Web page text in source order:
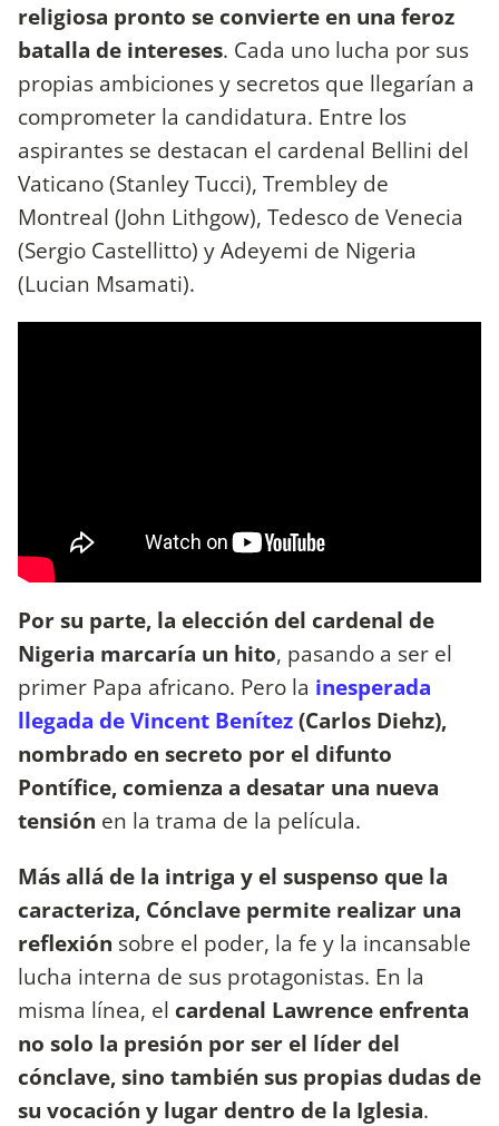
religiosa pronto se convierte en una feroz
batalla de intereses. Cada uno lucha por sus
propias ambiciones y secretos que llegarían a
comprometer la candidatura. Entre los
aspirantes se destacan el cardenal Bellini del
Vaticano (Stanley Tucci), Trembley de
Montreal (John Lithgow), Tedesco de Venecia
(Sergio Castellitto) y Adeyemi de Nigeria
(Lucian Msamati).
Por su parte, la elección del cardenal de
Nigeria marcaría un hito, pasando a ser el
primer Papa africano. Pero la inesperada
llegada de Vincent Benítez(Carlos Diehz),
nombrado en secreto por el difunto
Pontífice, comienza a desatar una nueva
tensión en la trama de la película.
Más allá de la intriga y el suspenso que la
caracteriza, Cónclave permite realizar una
reflexión sobre el poder, la fe y la incansable
lucha interna de sus protagonistas. En la
misma línea, el cardenal Lawrence enfrenta
no solo la presión por ser el líder del
cónclave, sino también sus propias dudas de
su vocación y lugar dentro de la Iglesia.